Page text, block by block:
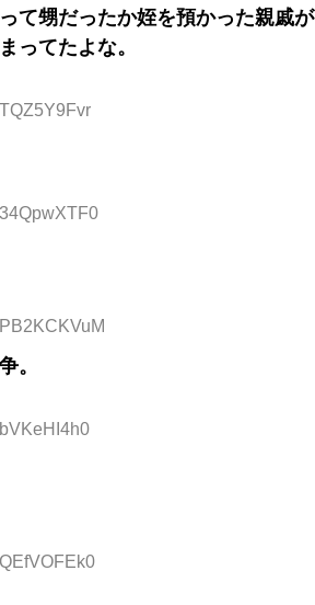
て甥だったか姪を預かった親戚が
ってたよな。
。